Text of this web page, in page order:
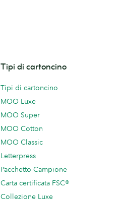
Tipi di cartoncino
Tipi di cartoncino
MOO Luxe
MOO Super
MOO Cotton
MOO Classic
Letterpress
Pacchetto Campione
Carta certificata FSC®
Collezione Luxe